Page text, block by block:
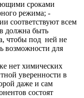
сроками
режима; -
соответствуют всем
должна быть
чтобы под ней не
возможности для
нет химических
уверенности в
даже и сам
состоят